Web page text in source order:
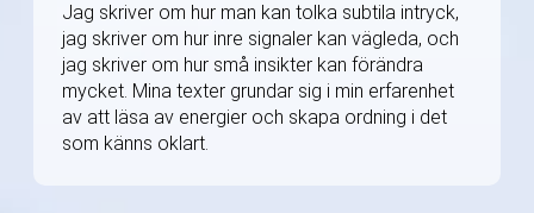
Jag skriver om hur man kan tolka subtila intryck,
jag skriver om hur inre signaler kan vägleda, och
jag skriver om hur små insikter kan förändra
mycket. Mina texter grundar sig i min erfarenhet
av att läsa av energier och skapa ordning i det
som känns oklart.